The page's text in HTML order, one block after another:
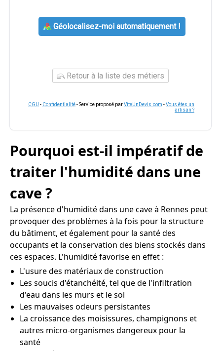
Géolocalisez-moi automatiquement !
Retour à la liste des métiers
CGU - Confidentialité- Service proposé parViteUnDevis.com -Vous êtes un
artisan ?
Pourquoi est-il impératif de
traiter l'humidité dans une
cave ?
La présence d'humidité dans une cave à Rennes peut
provoquer des problèmes à la fois pour la structure
du bâtiment, et également pour la santé des
occupants et la conservation des biens stockés dans
ces espaces. L'humidité favorise en effet :
L'usure des matériaux de construction
Les soucis d'étanchéité, tel que de l'infiltration
d'eau dans les murs et le sol
Les mauvaises odeurs persistantes
La croissance des moisissures, champignons et
autres micro-organismes dangereux pour la
santé